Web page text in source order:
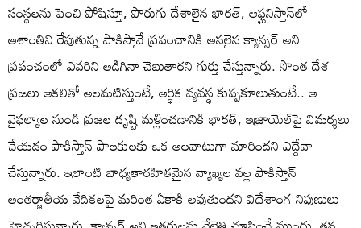
సంస్థలను పెంచి పోషిస్తూ, పొరుగు దేశాలైన భారత్, ఆఫ్ఘనిస్తాన్‌లో
అశాంతిని రేపుతున్న పాకిస్తానే ప్రపంచానికి అసలైన క్యాన్సర్ అని
ప్రపంచంలో ఎవరిని అడిగినా చెబుతారని గుర్తు చేస్తున్నారు. సొంత దేశ
ప్రజలు ఆకలితో అలమటిస్తుంటే, ఆర్థిక వ్యవస్థ కుప్పకూలుతుంటే.. ఆ
వైఫల్యాల నుండి ప్రజల దృష్టి మళ్లించడానికి భారత్, ఇజ్రాయెల్‌పై విమర్శలు
చేయడం పాకిస్తాన్ పాలకులకు ఒక అలవాటుగా మారిందని ఎద్దేవా
చేస్తున్నారు. ఇలాంటి బాధ్యతారహితమైన వ్యాఖ్యల వల్ల పాకిస్తాన్
అంతర్జాతీయ వేదికలపై మరింత ఏకాకి అవుతుందని విదేశాంగ నిపుణులు